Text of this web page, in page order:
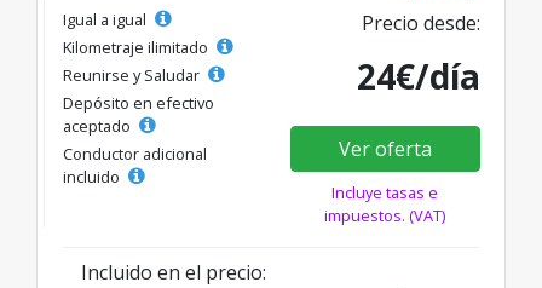
Igual a igual
Kilometraje ilimitado
Reunirse y Saludar
Depósito en efectivo
aceptado
Conductor adicional
incluido
Precio desde:
24€/día
Ver oferta
Incluye tasas e
impuestos. (VAT)
Incluido en el precio: